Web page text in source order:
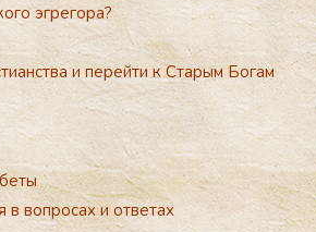
эгрегора?
и перейти к Старым Богам
в вопросах и ответах